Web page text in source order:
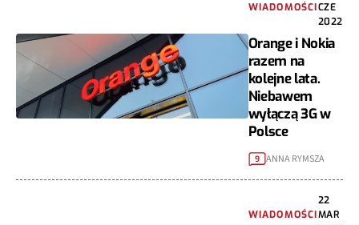
WIADOMOŚCICZE
2022
Orange i Nokia
razem na
kolejne lata.
Niebawem
wyłączą 3G w
Polsce
9 ANNA RYMSZA
WIADOMOŚCI
22
MAR